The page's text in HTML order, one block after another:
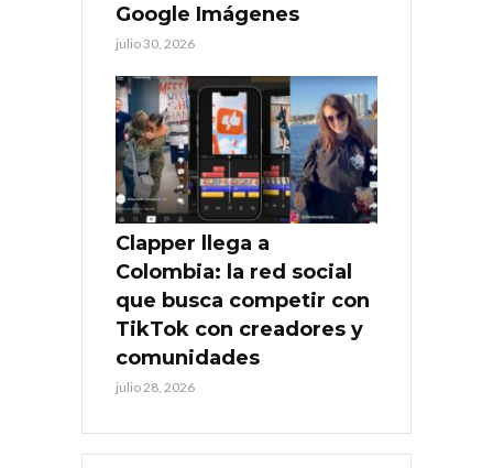
Google Imágenes
julio 30, 2026
Clapper llega a
Colombia: la red social
que busca competir con
TikTok con creadores y
comunidades
julio 28, 2026